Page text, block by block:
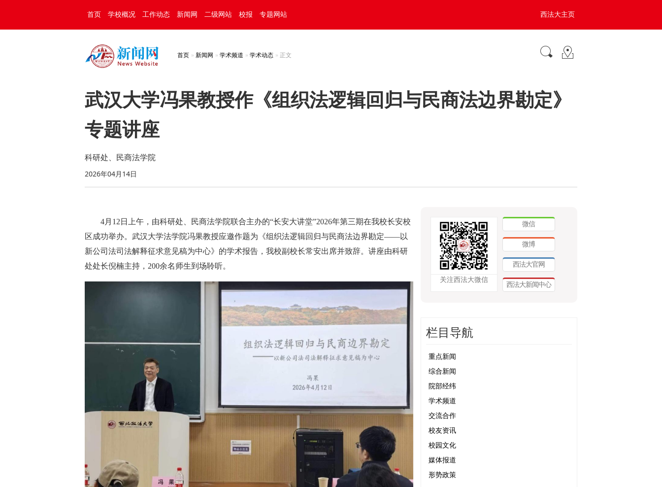
首页 学校概况 工作动态 新闻网 二级网站 校报 专题网站 西法大主页
首页 新闻网 学术频道 学术动态 正文
武汉大学冯果教授作《组织法逻辑回归与民商法边界勘定》
专题讲座
科研处、民商法学院
2026年04月14日
4月12日上午，由科研处、民商法学院联合主办的“长安大讲堂”2026年第三期在我校长安校
区成功举办。武汉大学法学院冯果教授应邀作题为《组织法逻辑回归与民商法边界勘定——以
新公司法司法解释征求意见稿为中心》的学术报告，我校副校长常安出席并致辞。讲座由科研
处处长倪楠主持，200余名师生到场聆听。
关注西法大微信
微信
微博
西法大官网
西法大新闻中心
栏目导航
重点新闻
综合新闻
院部经纬
学术频道
交流合作
校友资讯
校园文化
媒体报道
形势政策